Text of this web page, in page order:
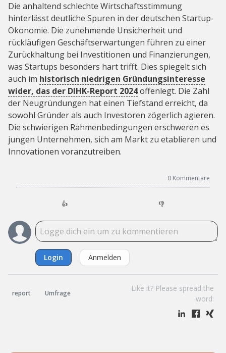
Die anhaltend schlechte Wirtschaftsstimmung
hinterlässt deutliche Spuren in der deutschen Startup-
Ökonomie. Die zunehmende Unsicherheit und
rückläufigen Geschäftserwartungen führen zu einer
Zurückhaltung bei Investitionen und Finanzierungen,
was Startups besonders hart trifft. Dies spiegelt sich
auch im historisch niedrigen Gründungsinteresse
wider, das der DIHK-Report 2024offenlegt. Die Zahl
der Neugründungen hat einen Tiefstand erreicht, da
sowohl Gründer als auch Investoren zögerlich agieren.
Die schwierigen Rahmenbedingungen erschweren es
jungen Unternehmen, sich am Markt zu etablieren und
Innovationen voranzutreiben.
0 Kommentare
👍 👎
Login Anmelden
report Umfrage
Like it? Please spread the
word: